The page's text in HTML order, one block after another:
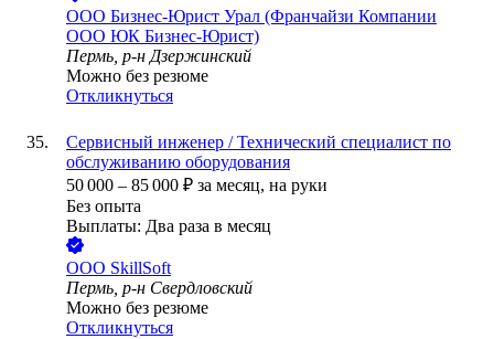
ООО Бизнес-Юрист Урал (Франчайзи Компании
ООО ЮК Бизнес-Юрист)
Пермь, р-н Дзержинский
Можно без резюме
Откликнуться
Сервисный инженер / Технический специалист по
обслуживанию оборудования
50 000 – 85 000 ₽ за месяц, на руки
Без опыта
Выплаты: Два раза в месяц
ООО SkillSoft
Пермь, р-н Свердловский
Можно без резюме
Откликнуться